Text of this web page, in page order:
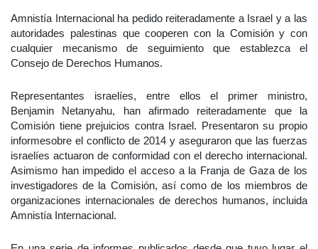
Amnistía Internacional ha pedido reiteradamente a Israel y a las
autoridades palestinas que cooperen con la Comisión y con
cualquier mecanismo de seguimiento que establezca el
Consejo de Derechos Humanos.
Representantes israelíes, entre ellos el primer ministro,
Benjamin Netanyahu, han afirmado reiteradamente que la
Comisión tiene prejuicios contra Israel. Presentaron su propio
informesobre el conflicto de 2014 y aseguraron que las fuerzas
israelíes actuaron de conformidad con el derecho internacional.
Asimismo han impedido el acceso a la Franja de Gaza de los
investigadores de la Comisión, así como de los miembros de
organizaciones internacionales de derechos humanos, incluida
Amnistía Internacional.